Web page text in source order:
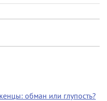
обман или глупость?